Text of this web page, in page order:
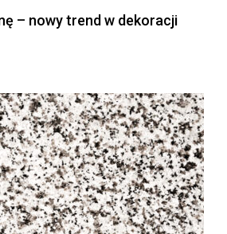
– nowy trend w dekoracji